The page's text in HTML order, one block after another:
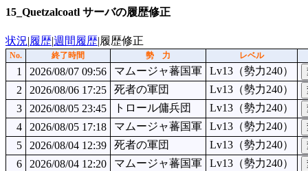
15_Quetzalcoatl サーバの履歴修正
状況|履歴|週間履歴|履歴修正
No. 終了時間 勢 力 レベル
1 2026/08/07 09:56 マムージャ蕃国軍
Lv13（勢力240）
2
2026/08/06 17:25 死者の軍団
Lv13（勢力240）
3
2026/08/05 23:45 トロール傭兵団
Lv13（勢力240）
4
2026/08/05 17:18 マムージャ蕃国軍
Lv13（勢力240）
5
2026/08/04 12:39 死者の軍団
Lv13（勢力240）
6
2026/08/04 12:20 マムージャ蕃国軍
Lv13（勢力240）